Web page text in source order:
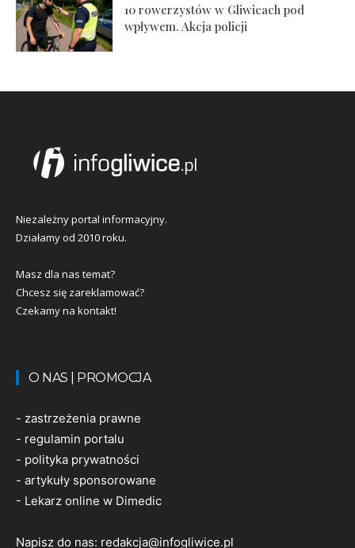
10 rowerzystów w Gliwicach pod
wpływem. Akcja policji
Niezależny portal informacyjny.
Działamy od 2010 roku.
Masz dla nas temat?
Chcesz się zareklamować?
Czekamy na kontakt!
O NAS | PROMOCJA
- zastrzeżenia prawne
- regulamin portalu
- polityka prywatności
- artykuły sponsorowane
- Lekarz online w Dimedic
Napisz do nas: redakcja@infogliwice.pl